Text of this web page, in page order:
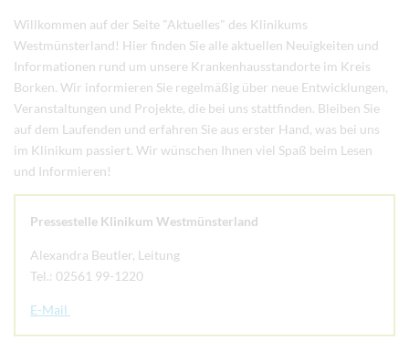
Willkommen auf der Seite "Aktuelles" des Klinikums
Westmünsterland! Hier finden Sie alle aktuellen Neuigkeiten und
Informationen rund um unsere Krankenhausstandorte im Kreis
Borken. Wir informieren Sie regelmäßig über neue Entwicklungen,
Veranstaltungen und Projekte, die bei uns stattfinden. Bleiben Sie
auf dem Laufenden und erfahren Sie aus erster Hand, was bei uns
im Klinikum passiert. Wir wünschen Ihnen viel Spaß beim Lesen
und Informieren!
Pressestelle Klinikum Westmünsterland
Alexandra Beutler, Leitung
Tel.: 02561 99-1220
E-Mail